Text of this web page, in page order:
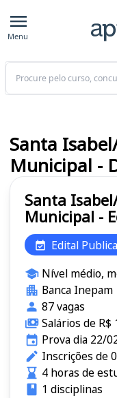
Menu
Buscar
Santa
Municipal -
Edital
Nível médio,
Banca Inepam
87 vagas
Salários de R$
Prova dia 22/
Inscrições de
4 horas de
1 disciplinas
Santa
Municipal -